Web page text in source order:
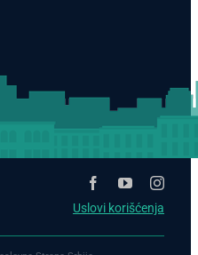
Uslovi korišćenja